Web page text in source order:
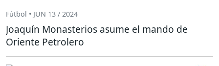
Fútbol • JUN 13 / 2024
Joaquín Monasterios asume el mando de
Oriente Petrolero